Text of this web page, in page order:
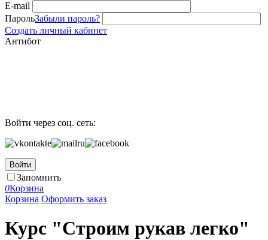
E-mail
ПарольЗабыли пароль?
Создать личный кабинет
Антибот
Войти через соц. сеть:
Войти
Запомнить
0Корзина
Корзина Оформить заказ
Курс "Строим рукав легко"